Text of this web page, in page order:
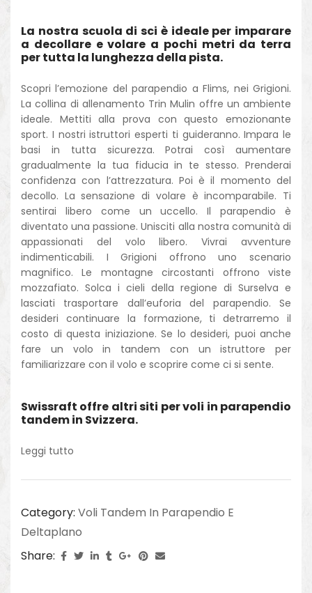
La nostra scuola di sci è ideale per imparare
a decollare e volare a pochi metri da terra
per tutta la lunghezza della pista.
Scopri l’emozione del parapendio a Flims, nei Grigioni.
La collina di allenamento Trin Mulin offre un ambiente
ideale. Mettiti alla prova con questo emozionante
sport. I nostri istruttori esperti ti guideranno. Impara le
basi in tutta sicurezza. Potrai così aumentare
gradualmente la tua fiducia in te stesso. Prenderai
confidenza con l’attrezzatura. Poi è il momento del
decollo. La sensazione di volare è incomparabile. Ti
sentirai libero come un uccello. Il parapendio è
diventato una passione. Unisciti alla nostra comunità di
appassionati del volo libero. Vivrai avventure
indimenticabili. I Grigioni offrono uno scenario
magnifico. Le montagne circostanti offrono viste
mozzafiato. Solca i cieli della regione di Surselva e
lasciati trasportare dall’euforia del parapendio. Se
desideri continuare la formazione, ti detrarremo il
costo di questa iniziazione. Se lo desideri, puoi anche
fare un volo in tandem con un istruttore per
familiarizzare con il volo e scoprire come ci si sente.
Swissraft offre altri siti per voli in parapendio
tandem in Svizzera.
Leggi tutto
Category: Voli Tandem In Parapendio E
Deltaplano
Share: